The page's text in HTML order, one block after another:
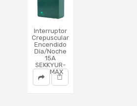
Interruptor
Crepuscular
Encendido
Día/Noche
15A
SEKKYUR-
SOLMAX